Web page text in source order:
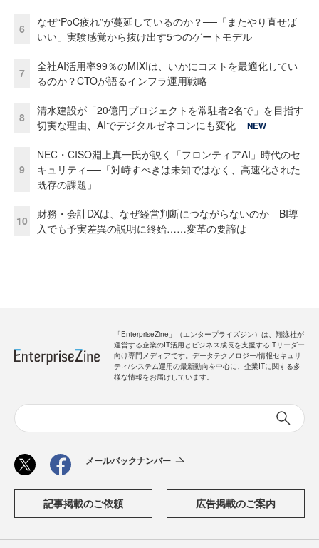
6
なぜ“PoC疲れ”が蔓延しているのか？──「またやり直せば
いい」実験感覚から抜け出す5つのゲートモデル
7
全社AI活用率99％のMIXIは、いかにコストを最適化してい
るのか？CTOが語るインフラ運用戦略
8
清水建設が「20億円プロジェクトを常駐者2名で」を目指す
切実な理由、AIでデジタルゼネコンにも変化
NEW
9
NEC・CISO淵上真一氏が説く「フロンティアAI」時代のセ
キュリティ──「対峙すべきは未知ではなく、高速化された
既存の課題」
10
財務・会計DXは、なぜ経営判断につながらないのか BI導
入でも予実差異の説明に終始……変革の要諦は
「EnterpriseZine」（エンタープライズジン）は、翔泳社が
運営する企業のIT活用とビジネス成長を支援するITリーダー
向け専門メディアです。データテクノロジー/情報セキュリ
ティ/システム運用の最新動向を中心に、企業ITに関する多
様な情報をお届けしています。
メールバックナンバー
記事掲載のご依頼 広告掲載のご案内